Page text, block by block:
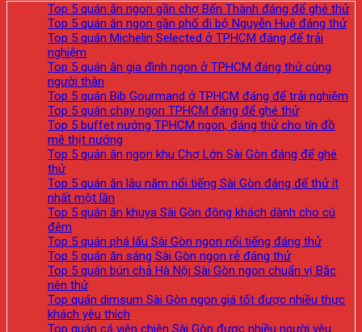
Top 5 quán ăn ngon gần chợ Bến Thành đáng để ghé thử
Top 5 quán ăn ngon gần phố đi bộ Nguyễn Huệ đáng thử
Top 5 quán Michelin Selected ở TPHCM đáng để trải
nghiệm
Top 5 quán ăn gia đình ngon ở TPHCM đáng thử cùng
người thân
Top 5 quán Bib Gourmand ở TPHCM đáng để trải nghiệm
Top 5 quán chay ngon TPHCM đáng để ghé thử
Top 5 buffet nướng TPHCM ngon, đáng thử cho tín đồ
mê thịt nướng
Top 5 quán ăn ngon khu Chợ Lớn Sài Gòn đáng để ghé
thử
Top 5 quán ăn lâu năm nổi tiếng Sài Gòn đáng để thử ít
nhất một lần
Top 5 quán ăn khuya Sài Gòn đông khách dành cho cú
đêm
Top 5 quán phá lấu Sài Gòn ngon nổi tiếng đáng thử
Top 5 quán ăn sáng Sài Gòn ngon rẻ đáng thử
Top 5 quán bún chả Hà Nội Sài Gòn ngon chuẩn vị Bắc
nên thử
Top quán dimsum Sài Gòn ngon giá tốt được nhiều thực
khách yêu thích
Top quán cá viên chiên Sài Gòn được nhiều người yêu